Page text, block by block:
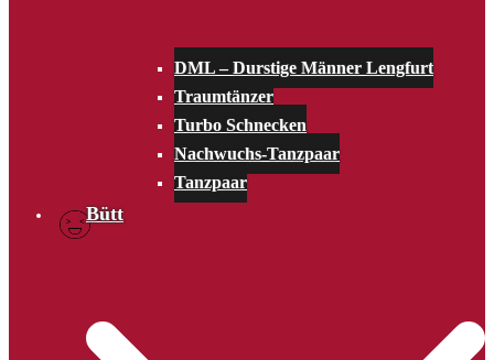
DML – Durstige Männer Lengfurt
Traumtänzer
Turbo Schnecken
Nachwuchs-Tanzpaar
Tanzpaar
Bütt